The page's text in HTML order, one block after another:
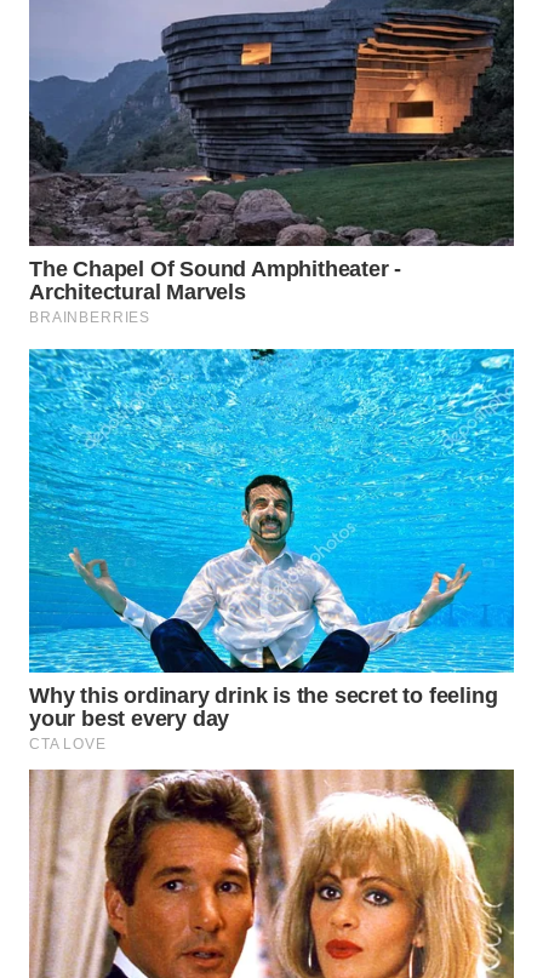
WAHANA
LISTRIK
WAHANA
TRAVEL
WAHANA
TV
WAHANANEWS
ID
WAHANANEWS
CO ID
WAHANANEWS
NET
WAHANA
SPORT
WAHANA
UMKM
WAHANA
SELEB
WAHANA
PERSONA